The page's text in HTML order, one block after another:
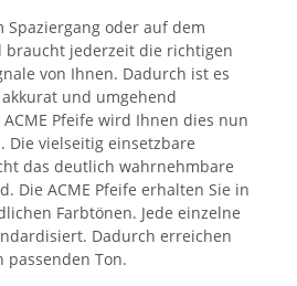
Spaziergang oder auf dem
braucht jederzeit die richtigen
von Ihnen. Dadurch ist es
und umgehend
Pfeife wird Ihnen dies nun
Die vielseitig einsetzbare
das deutlich wahrnehmbare
Die ACME Pfeife erhalten Sie in
Farbtönen. Jede einzelne
Dadurch erreichen
passenden Ton.